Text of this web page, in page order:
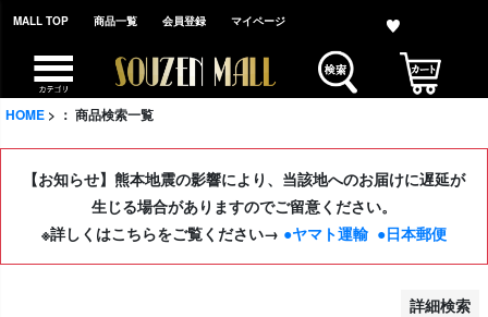
MALL TOP 商品一覧 会員登録 マイページ
HOME ： 商品検索一覧
【お知らせ】熊本地震の影響により、当該地へのお届けに遅延が
生じる場合がありますのでご留意ください。
※詳しくはこちらをご覧ください→ ●ヤマト運輸 ●日本郵便
詳細検索
新着順
登録順
価格が高い順
レビュー順
検索